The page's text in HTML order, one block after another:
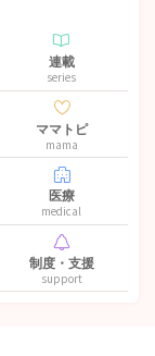
連載
series
ママトピ
mama
医療
medical
制度・支援
support